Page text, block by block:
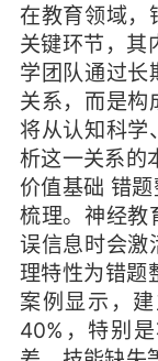
在教育领域，
关键环节，其
学团队通过长
关系，而是构
将从认知科学
析这一关系的
价值基础 错
梳理。神经教
误信息时会激
理特性为错题
案例显示，
40%，特别